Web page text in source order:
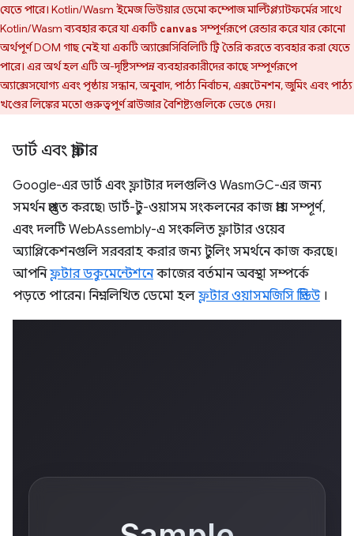
যেতে পারে। Kotlin/Wasm ইমেজ ভিউয়ার ডেমো কম্পোজ মাল্টিপ্ল্যাটফর্মের সাথে
Kotlin/Wasm ব্যবহার করে যা একটি canvas সম্পূর্ণরূপে রেন্ডার করে যার কোনো
অর্থপূর্ণ DOM গাছ নেই যা একটি অ্যাক্সেসিবিলিটি ট্রি তৈরি করতে ব্যবহার করা যেতে
পারে। এর অর্থ হল এটি অ-দৃষ্টিসম্পন্ন ব্যবহারকারীদের কাছে সম্পূর্ণরূপে
অ্যাক্সেসযোগ্য এবং পৃষ্ঠায় সন্ধান, অনুবাদ, পাঠ্য নির্বাচন, এক্সটেনশন, জুমিং এবং পাঠ্য
খণ্ডের লিঙ্কের মতো গুরুত্বপূর্ণ ব্রাউজার বৈশিষ্ট্যগুলিকে ভেঙে দেয়।
ডার্ট এবং ফ্লাটার
Google-এর ডার্ট এবং ফ্লাটার দলগুলিও WasmGC-এর জন্য
সমর্থন প্রস্তুত করছে৷ ডার্ট-টু-ওয়াসম সংকলনের কাজ প্রায় সম্পূর্ণ,
এবং দলটি WebAssembly-এ সংকলিত ফ্লাটার ওয়েব
অ্যাপ্লিকেশনগুলি সরবরাহ করার জন্য টুলিং সমর্থনে কাজ করছে।
আপনিফ্লটার ডকুমেন্টেশনেকাজের বর্তমান অবস্থা সম্পর্কে
পড়তে পারেন। নিম্নলিখিত ডেমো হলফ্লটার ওয়াসমজিসি প্রিভিউ।